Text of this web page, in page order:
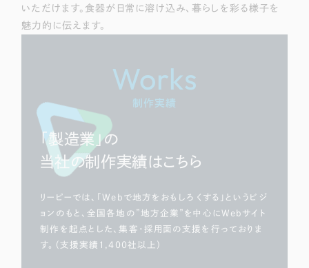
いただけます。食器が日常に溶け込み、暮らしを彩る様子を
魅力的に伝えます。
Works
制作実績
「製造業」の
当社の制作実績はこちら
リーピーでは、「Webで地方をおもしろくする」というビジ
ョンのもと、全国各地の”地方企業”を中心にWebサイト
制作を起点とした、集客・採用面の支援を行っておりま
す。（支援実績1,400社以上）